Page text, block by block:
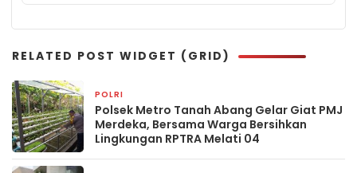
RELATED POST WIDGET (GRID)
POLRI
Polsek Metro Tanah Abang Gelar Giat PMJ
Merdeka, Bersama Warga Bersihkan
Lingkungan RPTRA Melati 04